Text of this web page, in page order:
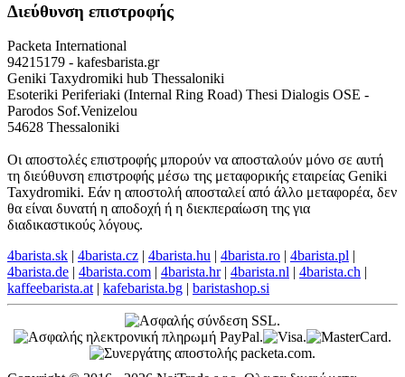
Διεύθυνση επιστροφής
Packeta International
94215179 - kafesbarista.gr
Geniki Taxydromiki hub Thessaloniki
Esoteriki Periferiaki (Internal Ring Road) Thesi Dialogis OSE -
Parodos Sof.Venizelou
54628 Thessaloniki
Οι αποστολές επιστροφής μπορούν να αποσταλούν μόνο σε αυτή
τη διεύθυνση επιστροφής μέσω της μεταφορικής εταιρείας Geniki
Taxydromiki. Εάν η αποστολή αποσταλεί από άλλο μεταφορέα, δεν
θα είναι δυνατή η αποδοχή ή η διεκπεραίωση της για
διαδικαστικούς λόγους.
4barista.sk | 4barista.cz | 4barista.hu | 4barista.ro | 4barista.pl |
4barista.de | 4barista.com | 4barista.hr| 4barista.nl | 4barista.ch |
kaffeebarista.at | kafebarista.bg | baristashop.si